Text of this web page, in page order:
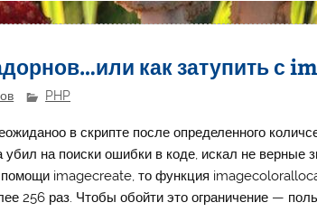
как затупить с
PHP
в скрипте после определенного
на поиски ошибки в коде, искал не верные
помощи imagecreate, то функция
256 раз. Чтобы обойти это ограничение —